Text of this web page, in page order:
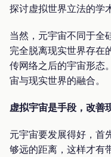
探讨虚拟世界立法的学
当然，元宇宙不同于全
完全脱离现实世界存在
传网络之后的宇宙形态
宙与现实世界的融合。
虚拟宇宙是手段，改善
元宇宙要发展得好，首
够远的距离，这样才有